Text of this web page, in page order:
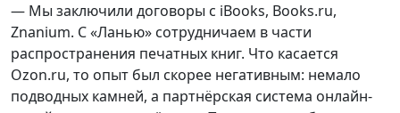
— Мы заключили договоры с iBooks, Books.ru,
Znanium. С «Ланью» сотрудничаем в части
распространения печатных книг. Что касается
Ozon.ru, то опыт был скорее негативным: немало
подводных камней, а партнёрская система онлайн-